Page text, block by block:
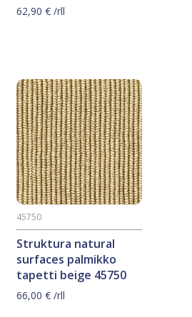
62,90€ /rll
Struktura natural
surfaces palmikko
tapetti beige 45750
45750
66,00€ /rll